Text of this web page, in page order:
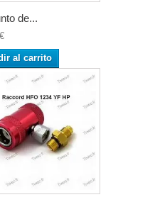
de...
al carrito